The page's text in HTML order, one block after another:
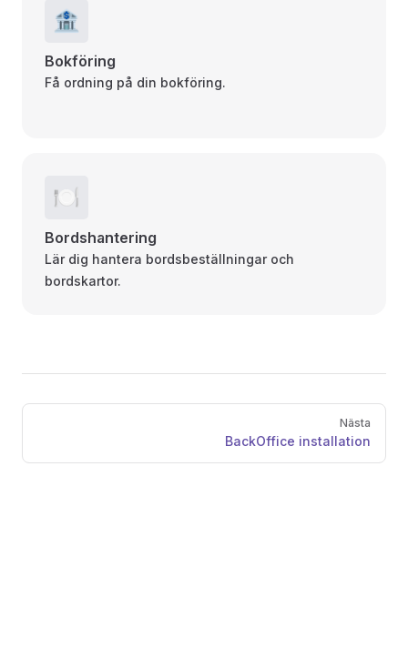
🏦
Bokföring
Få ordning på din bokföring.
🍽️
Bordshantering
Lär dig hantera bordsbeställningar och
bordskartor.
Pager
Nästa
BackOffice installation